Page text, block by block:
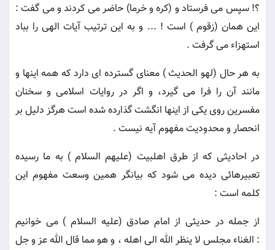
؟! سپس مى فرستاد و (كره و خرما) حاضر مى كردند و مى گفت :
اين همان (زقوم ) است ! ... و به اين ترتيب آيات الهى را بباد
استهزاء مى گرفت .
به هر حال (لهو الحديث ) معناى گسترده اى دارد كه همه اينها و
مانند آن را فرا مى گيرد، و اگر در روايات اسلامى و سخنان
مفسرين روى يكى از اينها انگشت گذارده شده است هرگز دليل بر
انحصار و محدوديت مفهوم آيه نيست .
در احاديثى كه از طرق اهلبيت (عليهم السلام ) به ما رسيده
تعبيرهائى ديده مى شود كه بيانگر همين وسعت مفهوم اين
كلمه است :
از جمله در حديثى از امام صادق (عليه السلام ) مى خوانيم
: الغناء مجلس لا ينظر الله الى اهله ، و هو مما قال الله عز و جل